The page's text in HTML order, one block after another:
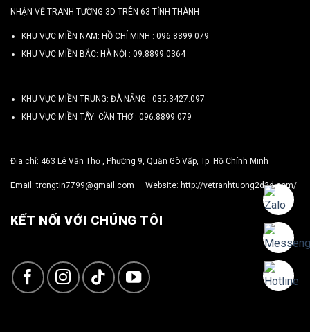
NHẬN VẼ TRANH TƯỜNG 3D TRÊN 63 TỈNH THÀNH
KHU VỰC MIỀN NAM: HỒ CHÍ MINH : 096 8899 079
KHU VỰC MIỀN BẮC: HÀ NỘI : 09.8899.0364
KHU VỰC MIỀN TRUNG: ĐÀ NẴNG : 035.3427.097
KHU VỰC MIỀN TÂY: CẦN THƠ : 096.8899.079
Địa chỉ: 463 Lê Văn Thọ , Phường 9, Quận Gò Vấp, Tp. Hồ Chính Minh
Email:trongtin7799@gmail.com Website: http://vetranhtuong2d3d.com/
KẾT NỐI VỚI CHÚNG TÔI